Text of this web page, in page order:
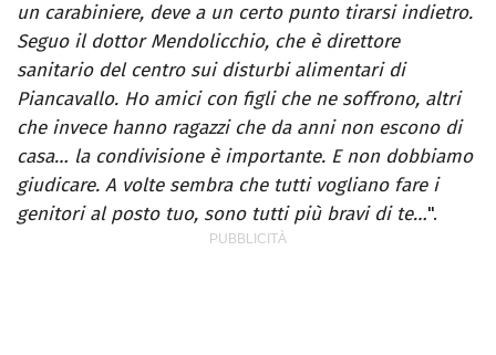
un carabiniere, deve a un certo punto tirarsi indietro.
Seguo il dottor Mendolicchio, che è direttore
sanitario del centro sui disturbi alimentari di
Piancavallo. Ho amici con figli che ne soffrono, altri
che invece hanno ragazzi che da anni non escono di
casa… la condivisione è importante. E non dobbiamo
giudicare. A volte sembra che tutti vogliano fare i
genitori al posto tuo, sono tutti più bravi di te…".